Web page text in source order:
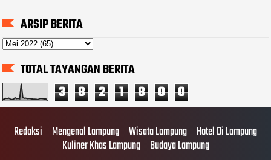
ARSIP BERITA
TOTAL TAYANGAN BERITA
3 8 2 1 8 0 0
Redaksi Mengenal Lampung Wisata Lampung Hotel Di Lampung
Kuliner Khas Lampung Budaya Lampung